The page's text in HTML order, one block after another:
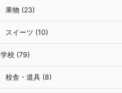
果物 (23)
スイーツ (10)
学校 (79)
校舎・道具 (8)